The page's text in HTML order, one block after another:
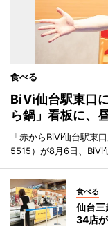
食べる
BiVi仙台駅東口
ら鍋」看板に、
「赤からBiVi仙台駅東
5515）が8月6日、BiVi
食べる
仙台
34店